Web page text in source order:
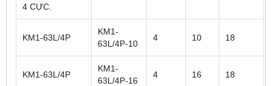
4 CỰC.
KM1-63L/4P
KM1-
63L/4P-10
4 10 18
KM1-63L/4P
KM1-
63L/4P-16
4 16 18